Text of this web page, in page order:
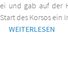
und gab auf der
des Korsos ein
WEITERLESEN